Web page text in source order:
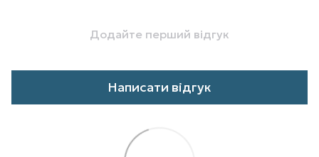
Додайте перший відгук
Написати відгук